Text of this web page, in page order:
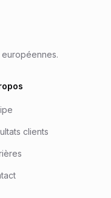
européennes.
clients